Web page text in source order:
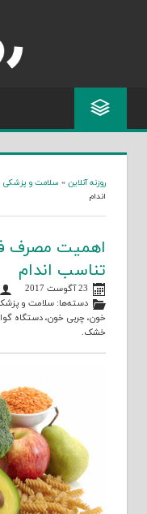
روزنه آنلاین » سلامت و پزشکی
اندام
اهمیت مصرف
تناسب اندام
23 آگوست 2017
دسته‌ها:سلامت و
خون، چربی خون، دستگاه
خشک.